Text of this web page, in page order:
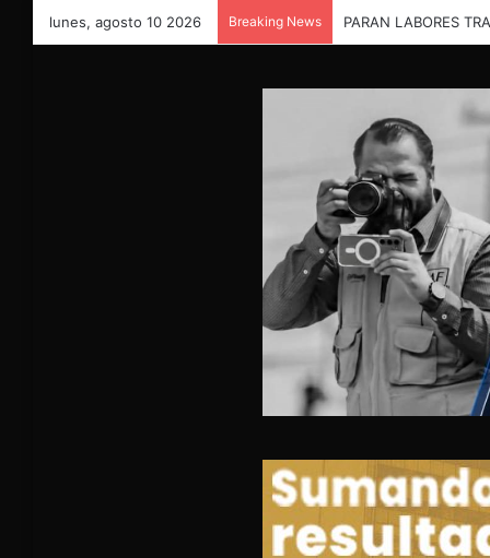
lunes, agosto 10 2026 Breaking News